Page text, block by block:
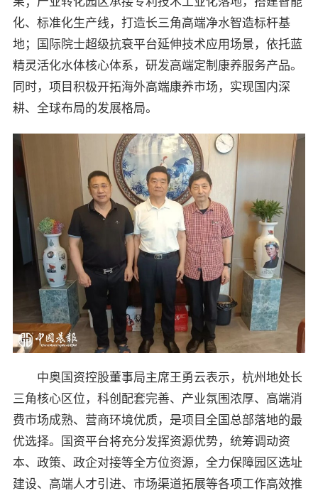
化、标准化生产线，打造长三角高端净水智造标杆基
地；国际院士超级抗衰平台延伸技术应用场景，依托蓝
精灵活化水体核心体系，研发高端定制康养服务产品。
同时，项目积极开拓海外高端康养市场，实现国内深
耕、全球布局的发展格局。
中奥国资控股董事局主席王勇云表示，杭州地处长
三角核心区位，科创配套完善、产业氛围浓厚、高端消
费市场成熟、营商环境优质，是项目全国总部落地的最
优选择。国资平台将充分发挥资源优势，统筹调动资
本、政策、政企对接等全方位资源，全力保障园区选址
建设、高端人才引进、市场渠道拓展等各项工作高效推